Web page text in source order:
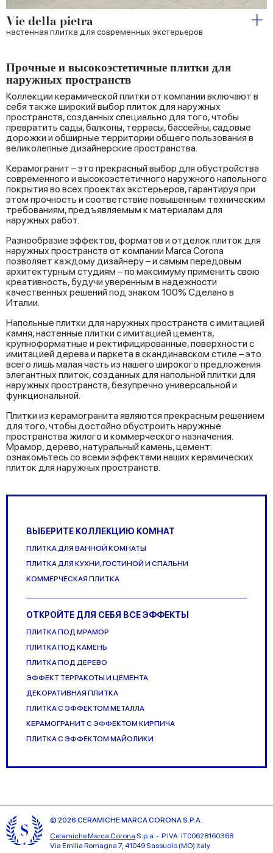
Vie della pietra
настенная плитка для современных экстерьеров
Прочные и высокоэстетичные плитки для
наружных пространств
Коллекции керамической плитки от компании включают в
себя также широкий выбор плиток для наружных
пространств, созданных специально для того, чтобы
превратить сады, балконы, террасы, бассейны, садовые
дорожки и обширные территории общего пользования в
великолепные дизайнерские пространства.
Керамогранит – это прекрасный выбор для обустройства
современного и высокоэстетичного наружного напольного
покрытия во всех проектах экстерьеров, гарантируя при
этом прочность и соответствие повышенным техническим
требованиям, предъявляемым к материалам для
наружных работ.
Разнообразие эффектов, форматов и отделок плиток для
наружных пространств от компании Marca Corona
позволяет каждому дизайнеру – и самым передовым
архитектурным студиям – по максимуму применить свою
креативность, будучи уверенным в надежности
качественных решений под знаком 100% Сделано в
Италии.
Напольные плитки для наружных пространств с имитацией
камня, настенные плитки с имитацией цемента,
крупноформатные и ректифицированные, поверхности с
имитацией дерева и паркета в скандинавском стиле – это
всего лишь малая часть из нашего широкого предложения
элегантных плиток, созданных для напольной плитки для
наружных пространств, безупречно универсальной и
функциональной.
Плитки из керамогранита являются прекрасным решением
для того, чтобы достойно обустроить наружные
пространства жилого и коммерческого назначения.
Мрамор, дерево, натуральный камень, цемент:
ознакомьтесь со всеми эффектами наших керамических
плиток для наружных пространств.
ВЫБЕРИТЕ КОЛЛЕКЦИЮ КОМНАТ
ПЛИТКА ДЛЯ ВАННОЙ КОМНАТЫ
ПЛИТКА ДЛЯ КУХНИ, ГОСТИНОЙ И СПАЛЬНИ
KОММЕРЧЕСКАЯ ПЛИТКА
ОТКРОЙТЕ ДЛЯ СЕБЯ ВСЕ ЭФФЕКТЫ
ПЛИТКА ПОД МРАМОР
ПЛИТКА ПОД КАМЕНЬ
ПЛИТКА ПОД ДЕРЕВО
ЭФФЕКТ ТЕРРАКОТЫ И ЦЕМЕНТА
ДЕКОРАТИВНАЯ ПЛИТКА
ПЛИТКА С ЭФФЕКТОМ МЕТАЛЛА
КЕРАМОГРАНИТ С ЭФФЕКТОМ КИРПИЧА
ПЛИТКА С ЭФФЕКТОМ МАЙОЛИКИ
© 2026 CERAMICHE MARCA CORONA S.P.A.
Ceramiche Marca Corona S.p.a. - P.IVA: IT00628160368
Via Emilia Romagna 7, 41049 Sassuolo (MO) Italy